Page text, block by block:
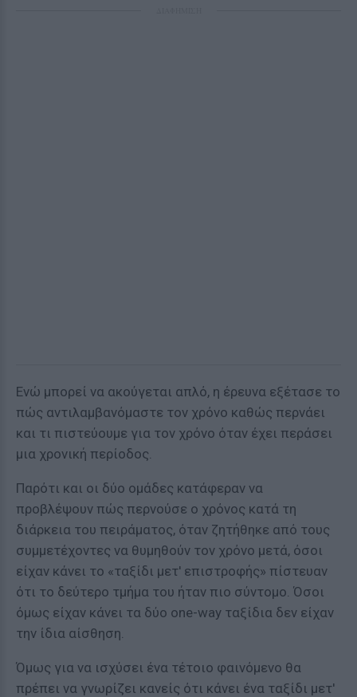
Ενώ μπορεί να ακούγεται απλό, η έρευνα εξέτασε το
πώς αντιλαμβανόμαστε τον χρόνο καθώς περνάει
και τι πιστεύουμε για τον χρόνο όταν έχει περάσει
μια χρονική περίοδος.
Παρότι και οι δύο ομάδες κατάφεραν να
προβλέψουν πώς περνούσε ο χρόνος κατά τη
διάρκεια του πειράματος, όταν ζητήθηκε από τους
συμμετέχοντες να θυμηθούν τον χρόνο μετά, όσοι
είχαν κάνει το «ταξίδι μετ' επιστροφής» πίστευαν
ότι το δεύτερο τμήμα του ήταν πιο σύντομο. Όσοι
όμως είχαν κάνει τα δύο one-way ταξίδια δεν είχαν
την ίδια αίσθηση.
Όμως για να ισχύσει ένα τέτοιο φαινόμενο θα
πρέπει να γνωρίζει κανείς ότι κάνει ένα ταξίδι μετ'